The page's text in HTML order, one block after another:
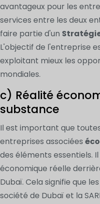
avantageux pour les
services entre les deux
faire partie d'un
L'objectif de l'entreprise
exploitant mieux les
mondiales.
c) Réalité
substance
Il est important que
entreprises associées
des éléments essentiels.
économique réelle
Dubaï. Cela signifie que
société de Dubaï et la